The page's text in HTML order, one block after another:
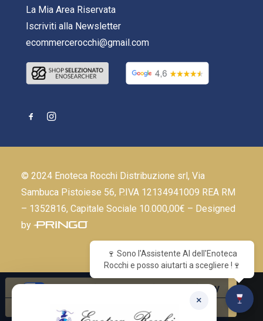
La Mia Area Riservata
Iscriviti alla Newsletter
ecommercerocchi@gmail.com
© 2024 Enoteca Rocchi Distribuzione srl, Via
Sambuca Pistoiese 56, P.IVA 12134941009 REA RM
– 1352816, Capitale Sociale 10.000,00€ – Designed
by
🍷 Sono l'Assistente AI dell'Enoteca
Rocchi e posso aiutarti a scegliere !🍷
×
Informativa sulla raccolta
Le tue preferenze relative alla privacy